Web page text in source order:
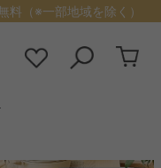
料（※一部地域を除く）